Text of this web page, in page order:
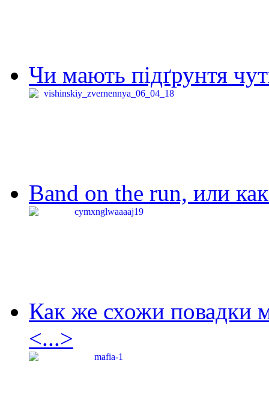
Чи мають підґрунтя
Band on the run, или
Как же схожи повадки
<...>